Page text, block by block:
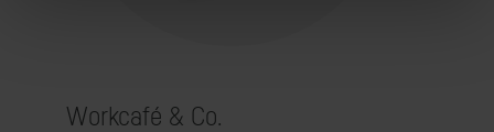
Workcafé & Co.